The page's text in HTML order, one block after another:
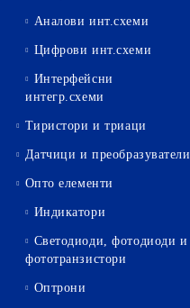
Аналови инт.схеми
Цифрови инт.схеми
Интерфейсни
интегр.схеми
Тиристори и триаци
Датчици и преобразуватели
Опто елементи
Индикатори
Светодиоди, фотодиоди и
фототранзистори
Оптрони